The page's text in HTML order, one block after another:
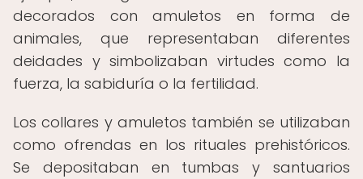
decorados con amuletos en forma de
animales, que representaban diferentes
deidades y simbolizaban virtudes como la
fuerza, la sabiduría o la fertilidad.
Los collares y amuletos también se utilizaban
como ofrendas en los rituales prehistóricos.
Se depositaban en tumbas y santuarios